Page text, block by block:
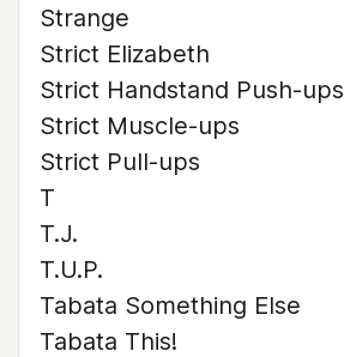
Strange
Strict Elizabeth
Strict Handstand Push-ups
Strict Muscle-ups
Strict Pull-ups
T
T.J.
T.U.P.
Tabata Something Else
Tabata This!